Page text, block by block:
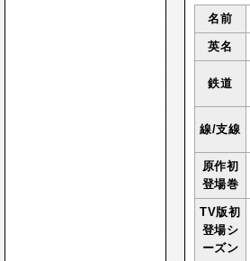
名前
英名
鉄道
線/支線
原作初
登場巻
TV版初
登場シ
ーズン